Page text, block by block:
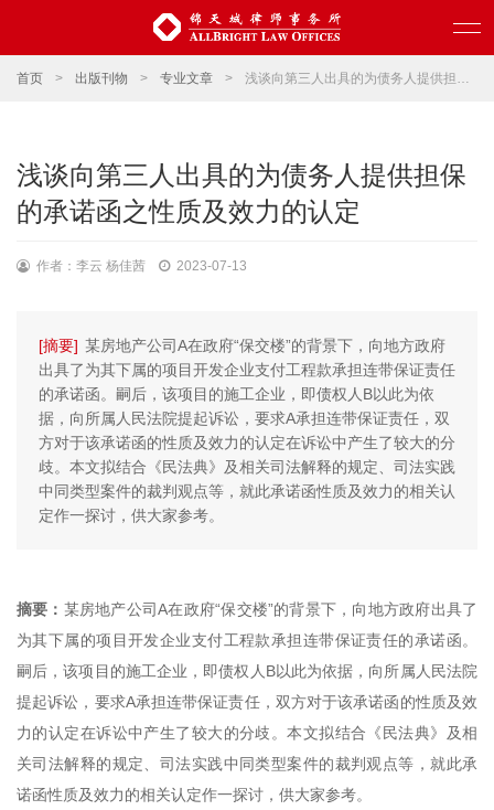
首页 > 出版刊物 > 专业文章 > 浅谈向第三人出具的为债务人提供担保的承诺函之性质及效力的认定
浅谈向第三人出具的为债务人提供担保
的承诺函之性质及效力的认定
作者：李云 杨佳茜 2023-07-13
[摘要] 某房地产公司A在政府“保交楼”的背景下，向地方政府
出具了为其下属的项目开发企业支付工程款承担连带保证责任
的承诺函。嗣后，该项目的施工企业，即债权人B以此为依
据，向所属人民法院提起诉讼，要求A承担连带保证责任，双
方对于该承诺函的性质及效力的认定在诉讼中产生了较大的分
歧。本文拟结合《民法典》及相关司法解释的规定、司法实践
中同类型案件的裁判观点等，就此承诺函性质及效力的相关认
定作一探讨，供大家参考。
摘要： 某房地产公司A在政府“保交楼”的背景下，向地方政府出具了
为其下属的项目开发企业支付工程款承担连带保证责任的承诺函。
嗣后，该项目的施工企业，即债权人B以此为依据，向所属人民法院
提起诉讼，要求A承担连带保证责任，双方对于该承诺函的性质及效
力的认定在诉讼中产生了较大的分歧。本文拟结合《民法典》及相
关司法解释的规定、司法实践中同类型案件的裁判观点等，就此承
诺函性质及效力的相关认定作一探讨，供大家参考。